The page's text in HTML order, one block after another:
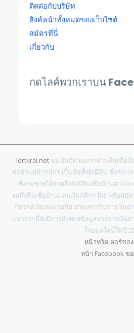
ติดต่อกับบริษัท
ลิงค์หน้าทั้งหมดของเว็บไซต์
สมัครที่นี่
เกี่ยวกับ
กดไลค์พวกเราบน
lertkrai.net ขอเงินกู้ด่วนมากผ่านสินเชื่อเ
พ่อค้าแม่ค้ากสิกร เป็นต้นทั้งยังมีสินเชื่อรถแ
เชื่อรถช่วยได้รวมถึงยังมีสินเชื่อบ้านมากม
จนถึงสินเชื่อบ้านแลกเงินกสิกร ที่มาพร้อมบัต
บัตรกดเงินสดออมสิน ผ่านสถาบันการเงินต่
นอกจากนี้ยังมีการอัพเดทข้อมูลทางการเงิน
โรออนไลน์ในปี
หน้าทวิตเตอร์ของ
หน้า Facebook ขอ